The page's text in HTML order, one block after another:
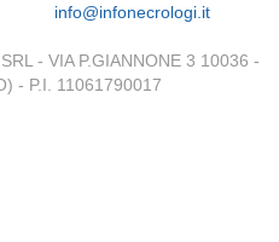
info@infonecrologi.it
- VIA P.GIANNONE 3 10036 -
- P.I. 11061790017